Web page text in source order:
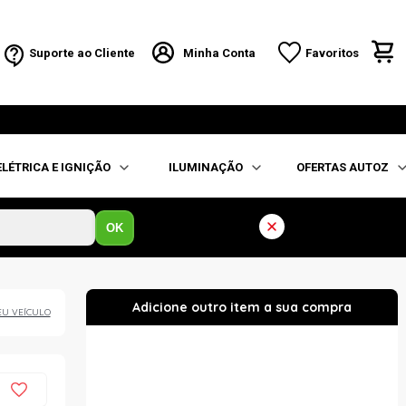
Suporte ao Cliente Minha Conta Favoritos
E IGNIÇÃO ILUMINAÇÃO OFERTAS AUTOZ
OK
VEÍCULO